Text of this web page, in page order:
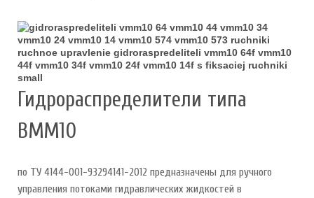
Гидрораспределители типа
ВММ10
по ТУ 4144-001-93294141-2012 предназначены для ручного
управления потоками гидравлических жидкостей в